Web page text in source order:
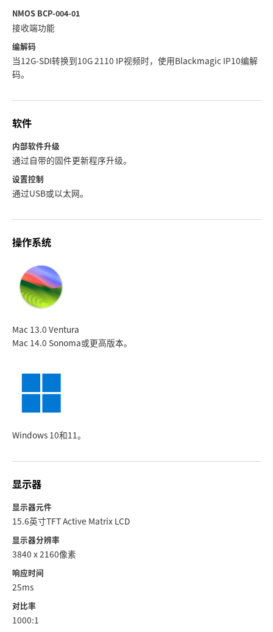
NMOS BCP-004-01
接收端功能
编解码
当12G-SDI转换到10G 2110 IP视频时，使用Blackmagic IP10编解
码。
软件
内部软件升级
通过自带的固件更新程序升级。
设置控制
通过USB或以太网。
操作系统
Mac 13.0 Ventura
Mac 14.0 Sonoma或更高版本。
Windows 10和11。
显示器
显示器元件
15.6英寸TFT Active Matrix LCD
显示器分辨率
3840 x 2160像素
响应时间
25ms
对比率
1000:1